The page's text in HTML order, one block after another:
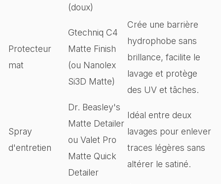
(doux)
Protecteur
mat
Gtechniq C4
Matte Finish
(ou Nanolex
Si3D Matte)
Crée une barrière
hydrophobe sans
brillance, facilite le
lavage et protège
des UV et tâches.
Spray
d'entretien
Dr. Beasley's
Matte Detailer
ou Valet Pro
Matte Quick
Detailer
Idéal entre deux
lavages pour enlever
traces légères sans
altérer le satiné.